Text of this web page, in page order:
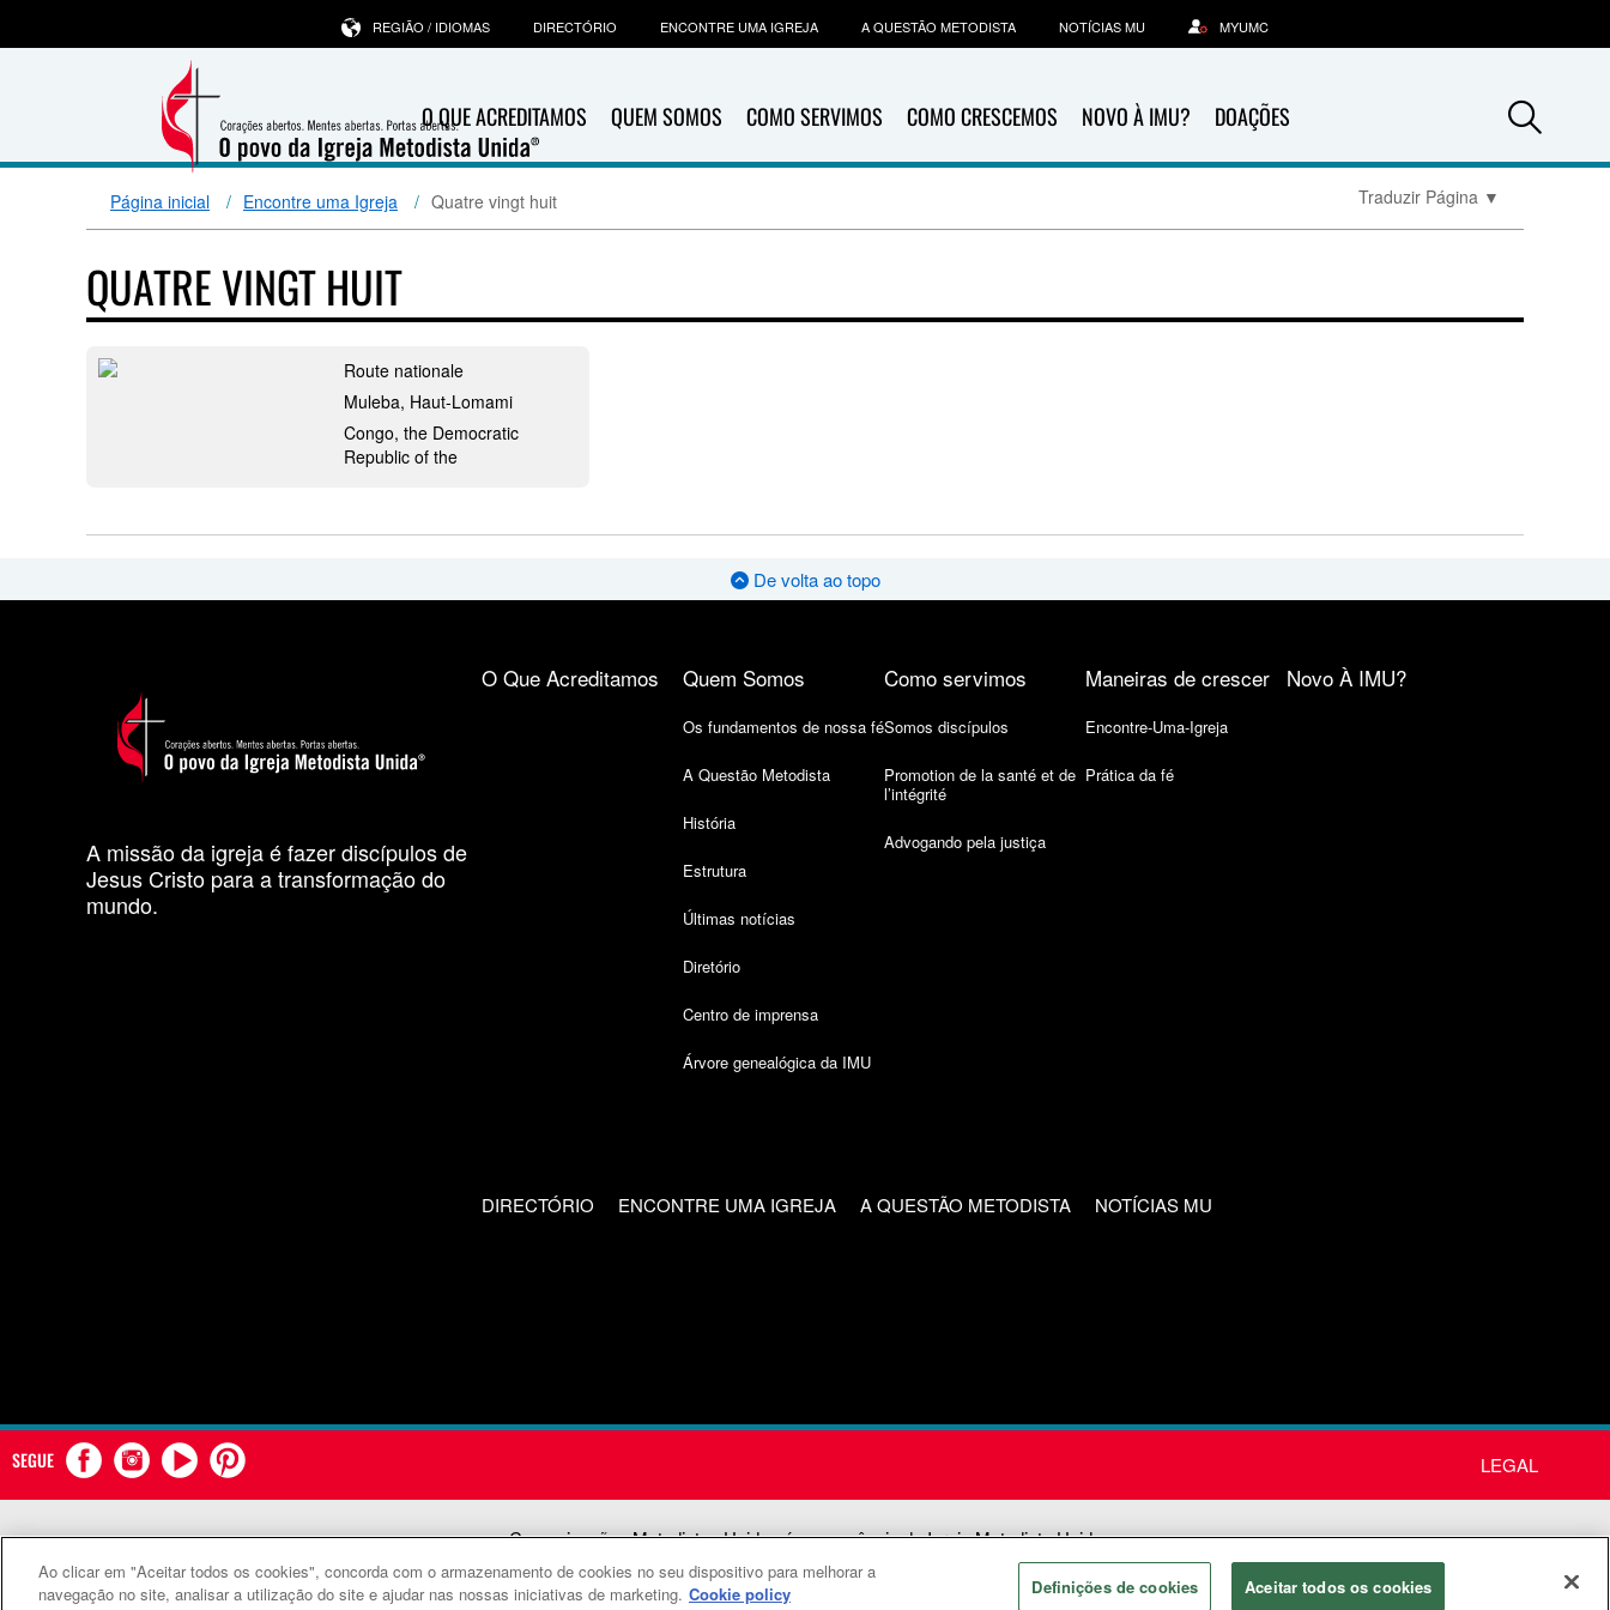
O QUE ACREDITAMOS QUEM SOMOS COMO SERVIMOS COMO CRESCEMOS NOVO À IMU? DOAÇÕES
REGIÃO / IDIOMAS DIRECTÓRIO ENCONTRE UMA IGREJA A QUESTÃO METODISTA NOTÍCIAS MU MYUMC
Página inicial Encontre uma Igreja Quatre vingt huit Traduzir Página ▼
QUATRE VINGT HUIT
Route nationale
Muleba, Haut-Lomami
Congo, the Democratic
Republic of the
De volta ao topo
A missão da igreja é fazer discípulos de
Jesus Cristo para a transformação do
mundo.
O Que Acreditamos Quem Somos
Os fundamentos de nossa fé
A Questão Metodista
História
Estrutura
Últimas notícias
Diretório
Centro de imprensa
Árvore genealógica da IMU
Como servimos
Somos discípulos
Promotion de la santé et de
l’intégrité
Advogando pela justiça
Maneiras de crescer
Encontre-Uma-Igreja
Prática da fé
Novo À IMU?
DIRECTÓRIO ENCONTRE UMA IGREJA A QUESTÃO METODISTA NOTÍCIAS MU
SEGUE LEGAL
Comunicações Metodistas Unidas é uma agência da Igreja Metodista Unida
©2026Comunicações Metodistas Unidas. Todos os direitos reservados
Ao clicar em "Aceitar todos os cookies", concorda com o armazenamento de cookies no seu dispositivo para melhorar a
navegação no site, analisar a utilização do site e ajudar nas nossas iniciativas de marketing. Cookie policy Definições de cookies Aceitar todos os cookies